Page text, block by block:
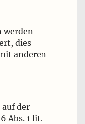
werden
dies
anderen
auf der
Abs. 1 lit.